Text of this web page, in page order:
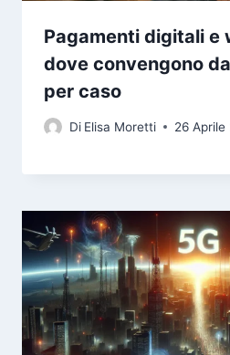
Pagamenti digitali e
dove convengono
per caso
Di Elisa Moretti 26 Aprile